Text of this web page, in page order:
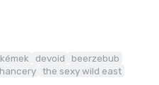
devoid
beerzebub
the sexy wild east